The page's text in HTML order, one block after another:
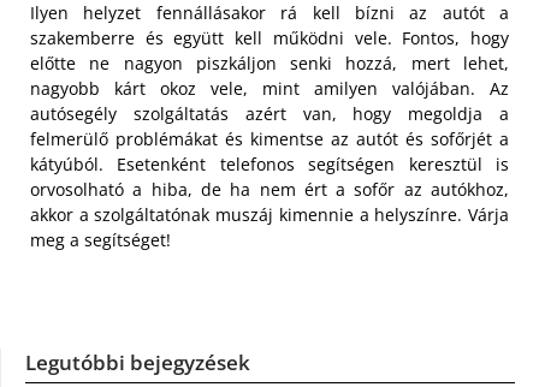
Ilyen helyzet fennállásakor rá kell bízni az autót a
szakemberre és együtt kell működni vele. Fontos, hogy
előtte ne nagyon piszkáljon senki hozzá, mert lehet,
nagyobb kárt okoz vele, mint amilyen valójában. Az
autósegély szolgáltatás azért van, hogy megoldja a
felmerülő problémákat és kimentse az autót és sofőrjét a
kátyúból. Esetenként telefonos segítségen keresztül is
orvosolható a hiba, de ha nem ért a sofőr az autókhoz,
akkor a szolgáltatónak muszáj kimennie a helyszínre. Várja
meg a segítséget!
Legutóbbi bejegyzések